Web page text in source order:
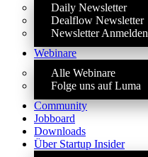
Daily Newsletter
Dealflow Newsletter
Newsletter Anmelden
Webinare
Alle Webinare
Folge uns auf Luma
Community
Jobboard
Downloads
Über Startup Insider